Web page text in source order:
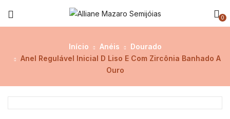
0
Início Anéis
Dourado
Anel Regulável Inicial D Liso E Com Zircônia Banhado A
Ouro